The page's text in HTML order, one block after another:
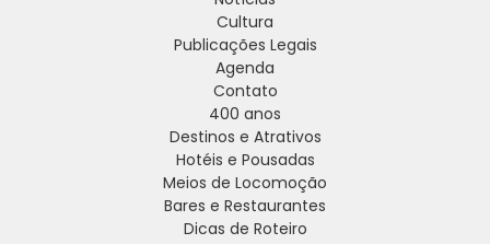
Cultura
Publicações Legais
Agenda
Contato
400 anos
Destinos e Atrativos
Hotéis e Pousadas
Meios de Locomoção
Bares e Restaurantes
Dicas de Roteiro